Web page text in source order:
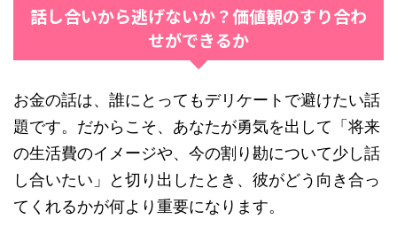
話し合いから逃げないか？価値観のすり合わ
せができるか
お金の話は、誰にとってもデリケートで避けたい話
題です。だからこそ、あなたが勇気を出して「将来
の生活費のイメージや、今の割り勘について少し話
し合いたい」と切り出したとき、彼がどう向き合っ
てくれるかが何より重要になります。